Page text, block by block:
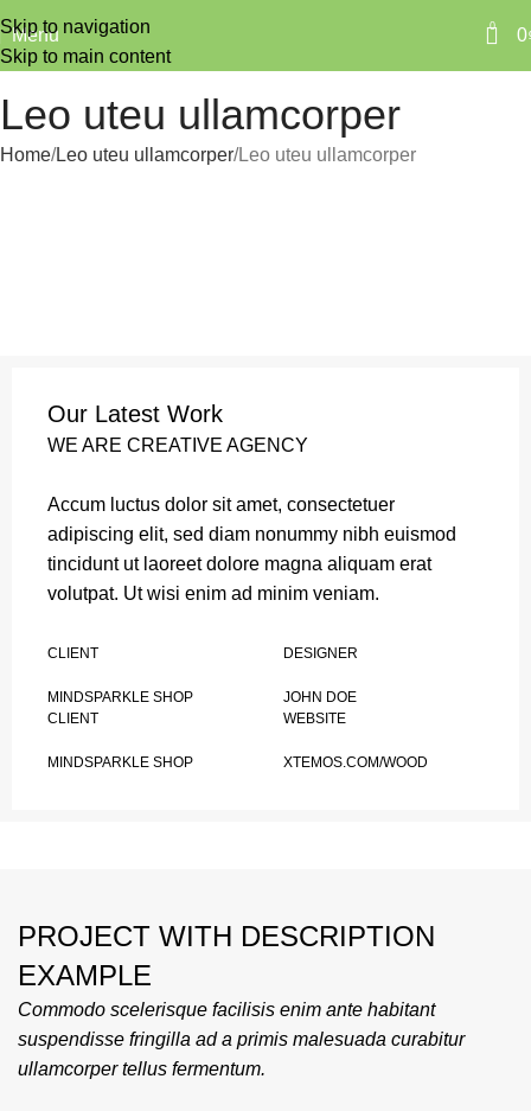
Skip to navigation
Skip to main content
Menu 0 0
Leo uteu ullamcorper
Home Leo uteu ullamcorper Leo uteu ullamcorper
Our Latest Work
WE ARE CREATIVE AGENCY
Accum luctus dolor sit amet, consectetuer
adipiscing elit, sed diam nonummy nibh euismod
tincidunt ut laoreet dolore magna aliquam erat
volutpat. Ut wisi enim ad minim veniam.
CLIENT
MINDSPARKLE SHOP
DESIGNER
JOHN DOE
CLIENT
MINDSPARKLE SHOP
WEBSITE
XTEMOS.COM/WOOD
PROJECT WITH DESCRIPTION
EXAMPLE
Commodo scelerisque facilisis enim ante habitant
suspendisse fringilla ad a primis malesuada curabitur
ullamcorper tellus fermentum.